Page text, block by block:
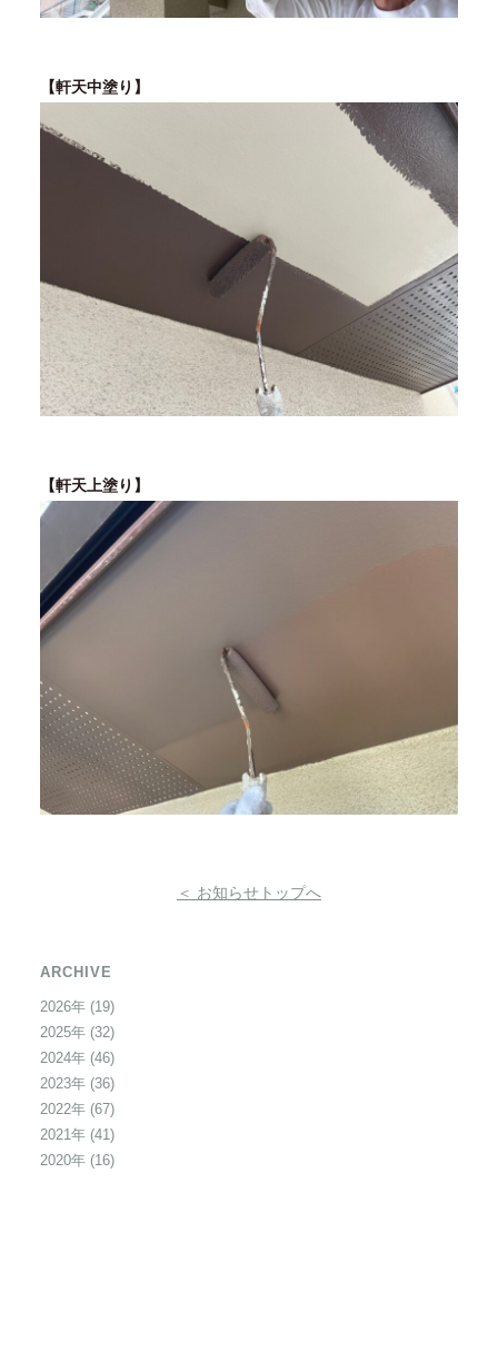
【軒天中塗り】
【軒天上塗り】
＜ お知らせトップへ
ARCHIVE
2026年(19)
2025年(32)
2024年(46)
2023年(36)
2022年(67)
2021年(41)
2020年(16)